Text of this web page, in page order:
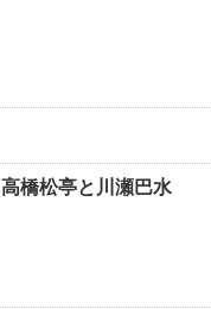
高橋松亭と川瀬巴水